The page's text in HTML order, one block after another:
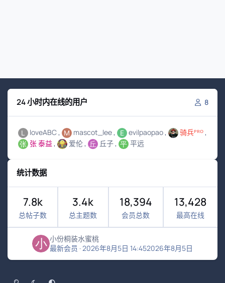
24 小时内在线的用户 8
loveABC mascot_lee evilpaopao
骑兵ᴾᴿᴼ
张 泰益
爱伦 丘子 平远
统计数据
7.8k
总帖子数
3.4k
总主题数
18,394
会员总数
13,428
最高在线
小份桐装水蜜桃
最新会员 ·2026年8月5日 14:452026年8月5日
浅色模式黑暗模式系统偏好